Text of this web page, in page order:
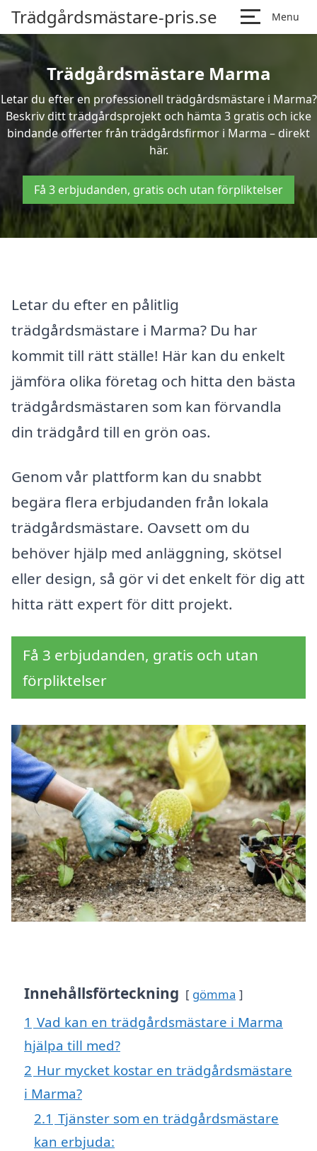
Trädgårdsmästare-pris.se Menu
Trädgårdsmästare Marma
Letar du efter en professionell trädgårdsmästare i Marma?
Beskriv ditt trädgårdsprojekt och hämta 3 gratis och icke
bindande offerter från trädgårdsfirmor i Marma – direkt
här.
Få 3 erbjudanden, gratis och utan förpliktelser
Letar du efter en pålitlig
trädgårdsmästare i Marma? Du har
kommit till rätt ställe! Här kan du enkelt
jämföra olika företag och hitta den bästa
trädgårdsmästaren som kan förvandla
din trädgård till en grön oas.
Genom vår plattform kan du snabbt
begära flera erbjudanden från lokala
trädgårdsmästare. Oavsett om du
behöver hjälp med anläggning, skötsel
eller design, så gör vi det enkelt för dig att
hitta rätt expert för ditt projekt.
Få 3 erbjudanden, gratis och utan
förpliktelser
Innehållsförteckning gömma
1 Vad kan en trädgårdsmästare i Marma
hjälpa till med?
2 Hur mycket kostar en trädgårdsmästare
i Marma?
2.1 Tjänster som en trädgårdsmästare
kan erbjuda: